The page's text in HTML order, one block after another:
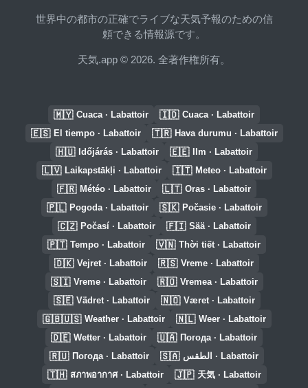
世界中の都市の正確でライブな天気予報のための信
頼できる情報源です。
天気.app © 2026. 全著作権所有。
🇲🇾 Cuaca · Labattoir 🇮🇩 Cuaca · Labattoir
🇪🇸 El tiempo · Labattoir 🇹🇷 Hava durumu · Labattoir
🇭🇺 Időjárás · Labattoir 🇪🇪 Ilm · Labattoir
🇱🇻 Laikapstākļi · Labattoir 🇮🇹 Meteo · Labattoir
🇫🇷 Météo · Labattoir 🇱🇹 Oras · Labattoir
🇵🇱 Pogoda · Labattoir 🇸🇰 Počasie · Labattoir
🇨🇿 Počasí · Labattoir 🇫🇮 Sää · Labattoir
🇵🇹 Tempo · Labattoir 🇻🇳 Thời tiết · Labattoir
🇩🇰 Vejret · Labattoir 🇷🇸 Vreme · Labattoir
🇸🇮 Vreme · Labattoir 🇷🇴 Vremea · Labattoir
🇸🇪 Vädret · Labattoir 🇳🇴 Været · Labattoir
🇬🇧🇺🇸 Weather · Labattoir 🇳🇱 Weer · Labattoir
🇩🇪 Wetter · Labattoir 🇺🇦 Погода · Labattoir
🇷🇺 Погода · Labattoir 🇸🇦 الطقس · Labattoir
🇹🇭 สภาพอากาศ · Labattoir 🇯🇵 天気 · Labattoir